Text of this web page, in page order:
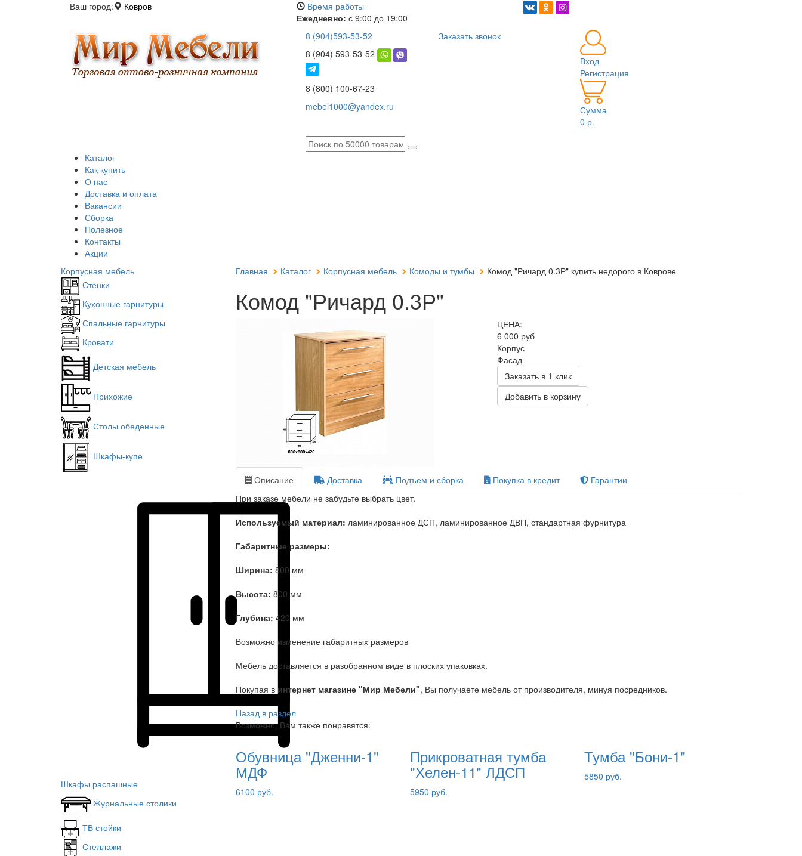
Ваш город: Ковров
Время работы
Ежедневно: с 9:00 до 19:00
8 (904)593-53-52
8 (904) 593-53-52
8 (800) 100-67-23
mebel1000@yandex.ru
Заказать звонок
Вход
Регистрация
Сумма
0 р.
Каталог
Как купить
О нас
Доставка и оплата
Вакансии
Сборка
Полезное
Контакты
Акции
Корпусная мебель
Стенки
Кухонные гарнитуры
Спальные гарнитуры
Кровати
Детская мебель
Прихожие
Столы обеденные
Шкафы-купе
Шкафы распашные
Журнальные столики
ТВ стойки
Стеллажи
Главная Каталог Корпусная мебель Комоды и тумбы Комод "Ричард 0.3Р" купить недорого в Коврове
Комод "Ричард 0.3Р"
ЦЕНА:
6 000 руб
Корпус
Фасад
Заказать в 1 клик
Добавить в корзину
Описание Доставка Подъем и сборка Покупка в кредит
Гарантии
При заказе мебели не забудьте выбрать цвет.
Используемый материал: ламинированное ДСП, ламинированное ДВП, стандартная фурнитура
Габаритные размеры:
Ширина: 800 мм
Высота: 800 мм
Глубина: 420 мм
Возможно изменение габаритных размеров
Мебель доставляется в разобранном виде в плоских упаковках.
Покупая в интернет магазине "Мир Мебели", Вы получаете мебель от производителя, минуя посредников.
Назад в раздел
Возможно, Вам также понравятся:
Обувница "Дженни-1"
МДФ
6100 руб.
Прикроватная тумба
"Хелен-11" ЛДСП
5950 руб.
Тумба "Бони-1"
5850 руб.